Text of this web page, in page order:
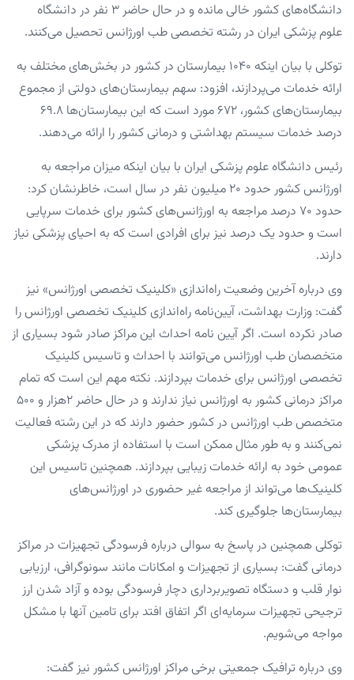
دانشگاه‌های کشور خالی مانده و در حال حاضر ۳ نفر در دانشگاه
علوم پزشکی ایران در رشته تخصصی طب اورژانس تحصیل می‌کنند.
توکلی با بیان اینکه ۱۰۴۰ بیمارستان در کشور در بخش‌های مختلف به
ارائه خدمات می‌پردازند، افزود: سهم بیمارستان‌های دولتی از مجموع
بیمارستان‌های کشور، ۶۷۲ مورد است که این بیمارستان‌ها ۶۹.۸
درصد خدمات سیستم بهداشتی و درمانی کشور را ارائه می‌دهند.
رئیس دانشگاه علوم پزشکی ایران با بیان اینکه میزان مراجعه به
اورژانس کشور حدود ۲۰ میلیون نفر در سال است، خاطرنشان کرد:
حدود ۷۰ درصد مراجعه به اورژانس‌های کشور برای خدمات سرپایی
است و حدود یک درصد نیز برای افرادی است که به احیای پزشکی نیاز
دارند.
وی درباره آخرین وضعیت راه‌اندازی «کلینیک تخصصی اورژانس» نیز
گفت: وزارت بهداشت، آیین‌نامه راه‌اندازی کلینیک تخصصی اورژانس را
صادر نکرده است. اگر آیین نامه احداث این مراکز صادر شود بسیاری از
متخصصان طب اورژانس می‌توانند با احداث و تاسیس کلینیک
تخصصی اورژانس برای خدمات بپردازند. نکته مهم این است که تمام
مراکز درمانی کشور به اورژانس نیاز ندارند و در حال حاضر ۲هزار و ۵۰۰
متخصص طب اورژانس در کشور حضور دارند که در این رشته فعالیت
نمی‌کنند و به طور مثال ممکن است با استفاده از مدرک پزشکی
عمومی خود به ارائه خدمات زیبایی بپردازند. همچنین تاسیس این
کلینیک‌ها می‌تواند از مراجعه غیر حضوری در اورژانس‌های
بیمارستان‌ها جلوگیری کند.
توکلی همچنین در پاسخ به سوالی درباره فرسودگی تجهیزات در مراکز
درمانی گفت: بسیاری از تجهیزات و امکانات مانند سونوگرافی، ارزیابی
نوار قلب و دستگاه تصویربرداری دچار فرسودگی بوده و آزاد شدن ارز
ترجیحی تجهیزات سرمایه‌ای اگر اتفاق افتد برای تامین آنها با مشکل
مواجه می‌شویم.
وی درباره ترافیک جمعیتی برخی مراکز اورژانس کشور نیز گفت: